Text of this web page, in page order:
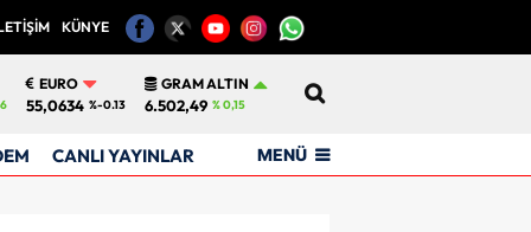
KÜNYE
EURO
55,0634 %-0.13
GRAM ALTIN
6.502,49 % 0,15
CANLI YAYINLAR MENÜ